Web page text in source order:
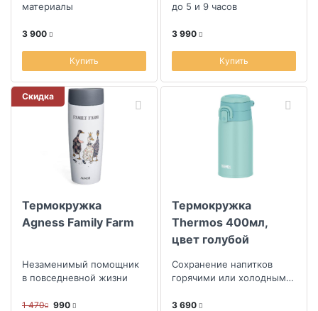
материалы
3 900
Купить
до 5 и 9 часов
3 990
Купить
Скидка
Термокружка
Agness Family Farm
Незаменимый помощник
в повседневной жизни
1 470 990
Термокружка
Thermos 400мл,
цвет голубой
Сохранение напитков
горячими или холодными
3 690